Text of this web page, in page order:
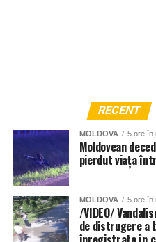
RECENT
MOLDOVA 5 ore în
Moldovean
pierdut viața
MOLDOVA 5 ore în
/VIDEO/
de distrugere a